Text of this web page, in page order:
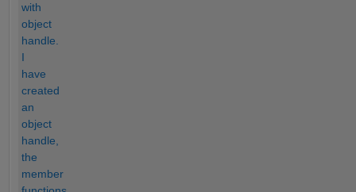
with
object
handle.
I
have
created
an
object
handle,
the
member